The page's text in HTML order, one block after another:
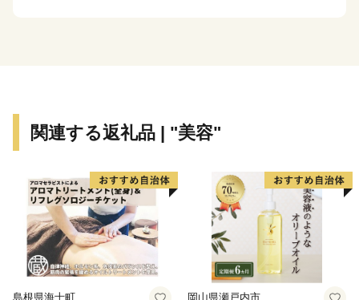
関連する返礼品 | "美容"
島根県海士町 岡山県瀬戸内市